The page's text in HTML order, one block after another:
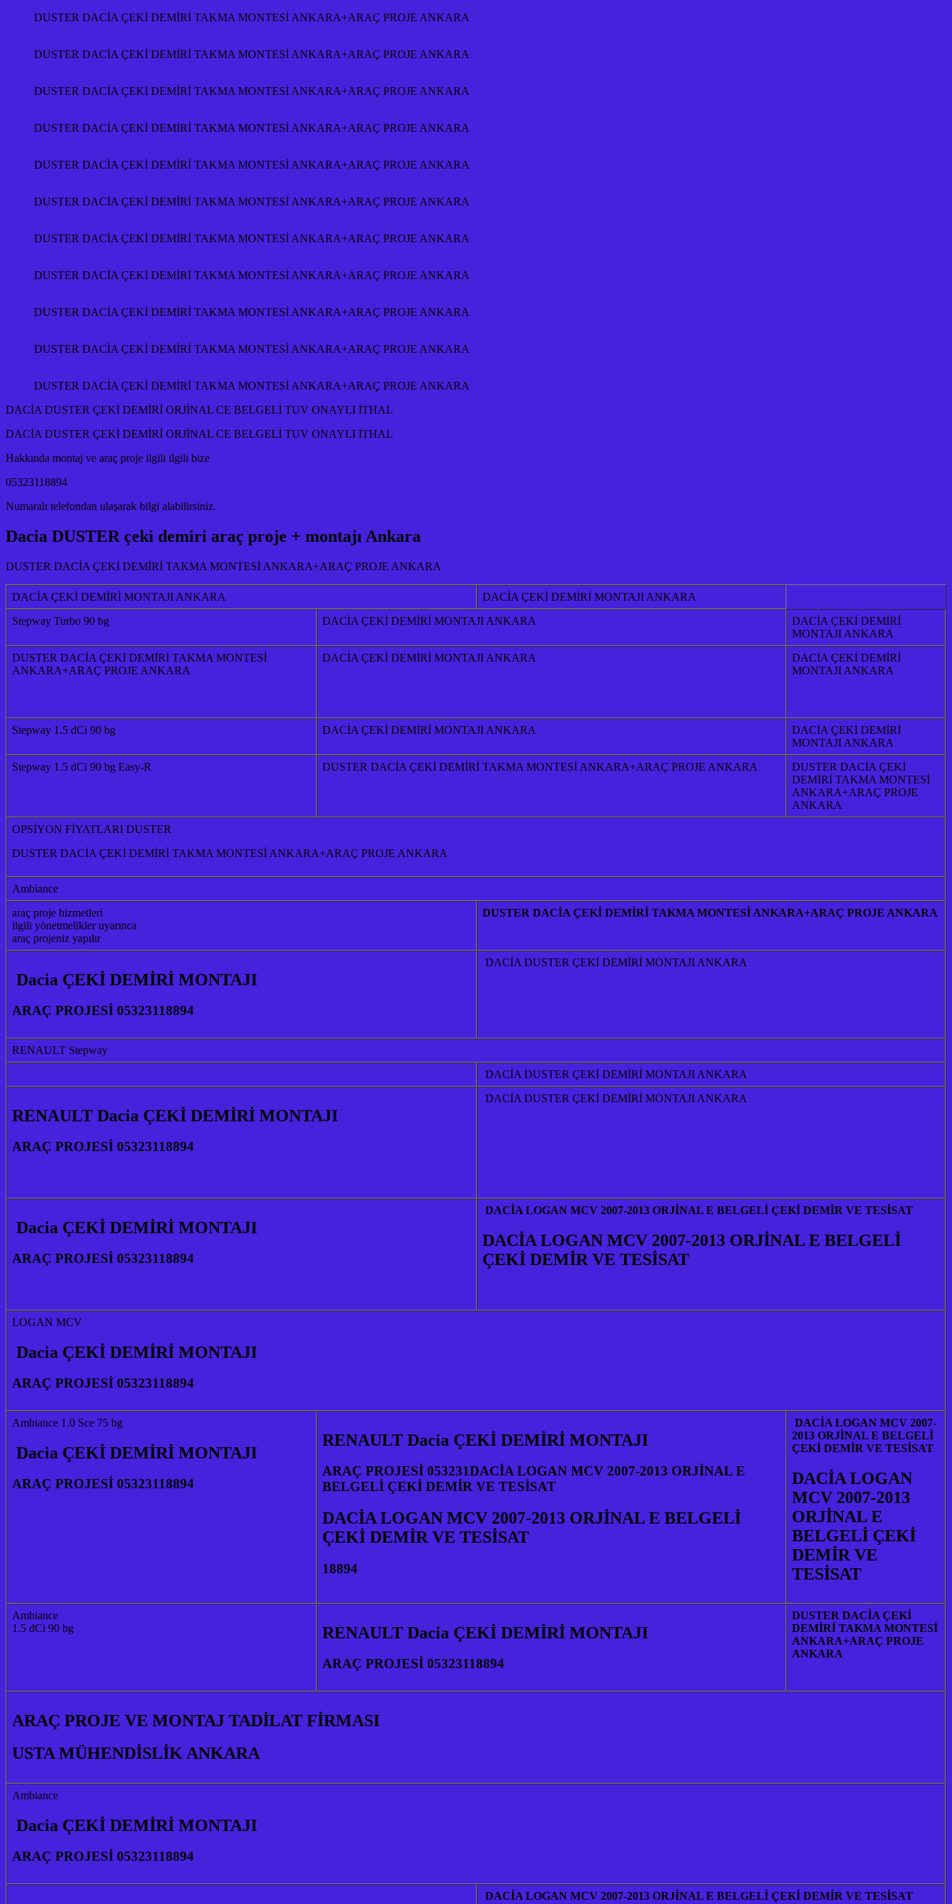
DUSTER DACİA ÇEKİ DEMİRİ TAKMA MONTESİ ANKARA+ARAÇ PROJE ANKARA
DUSTER DACİA ÇEKİ DEMİRİ TAKMA MONTESİ ANKARA+ARAÇ PROJE ANKARA
DUSTER DACİA ÇEKİ DEMİRİ TAKMA MONTESİ ANKARA+ARAÇ PROJE ANKARA
DUSTER DACİA ÇEKİ DEMİRİ TAKMA MONTESİ ANKARA+ARAÇ PROJE ANKARA
DUSTER DACİA ÇEKİ DEMİRİ TAKMA MONTESİ ANKARA+ARAÇ PROJE ANKARA
DUSTER DACİA ÇEKİ DEMİRİ TAKMA MONTESİ ANKARA+ARAÇ PROJE ANKARA
DUSTER DACİA ÇEKİ DEMİRİ TAKMA MONTESİ ANKARA+ARAÇ PROJE ANKARA
DUSTER DACİA ÇEKİ DEMİRİ TAKMA MONTESİ ANKARA+ARAÇ PROJE ANKARA
DUSTER DACİA ÇEKİ DEMİRİ TAKMA MONTESİ ANKARA+ARAÇ PROJE ANKARA
DUSTER DACİA ÇEKİ DEMİRİ TAKMA MONTESİ ANKARA+ARAÇ PROJE ANKARA
DUSTER DACİA ÇEKİ DEMİRİ TAKMA MONTESİ ANKARA+ARAÇ PROJE ANKARA
DACİA DUSTER ÇEKİ DEMİRİ ORJİNAL CE BELGELİ TUV ONAYLI İTHAL
DACİA DUSTER ÇEKİ DEMİRİ ORJİNAL CE BELGELİ TUV ONAYLI İTHAL
Hakkında montaj ve araç proje ilgili ilgili bize
05323118894
Numaralı telefondan ulaşarak bilgi alabilirsiniz.
Dacia DUSTER çeki demiri araç proje + montajı Ankara
DUSTER DACİA ÇEKİ DEMİRİ TAKMA MONTESİ ANKARA+ARAÇ PROJE ANKARA
DACİA ÇEKİ DEMİRİ MONTAJI ANKARA
DACİA ÇEKİ DEMİRİ MONTAJI ANKARA
Stepway Turbo 90 bg
DACİA ÇEKİ DEMİRİ MONTAJI ANKARA
DACİA ÇEKİ DEMİRİ
MONTAJI ANKARA
DUSTER DACİA ÇEKİ DEMİRİ TAKMA MONTESİ
ANKARA+ARAÇ PROJE ANKARA
DACİA ÇEKİ DEMİRİ MONTAJI ANKARA
DACİA ÇEKİ DEMİRİ
MONTAJI ANKARA
Stepway 1.5 dCi 90 bg DACİA ÇEKİ DEMİRİ MONTAJI ANKARA
DACİA ÇEKİ DEMİRİ
MONTAJI ANKARA
Stepway 1.5 dCi 90 bg Easy-R
DUSTER DACİA ÇEKİ DEMİRİ TAKMA MONTESİ ANKARA+ARAÇ PROJE ANKARA
DUSTER DACİA ÇEKİ
DEMİRİ TAKMA MONTESİ
ANKARA+ARAÇ PROJE
ANKARA
OPSİYON FİYATLARI DUSTER
DUSTER DACİA ÇEKİ DEMİRİ TAKMA MONTESİ ANKARA+ARAÇ PROJE ANKARA
Ambiance
araç proje hizmetleri
ilgili yönetmelikler uyarınca
araç projeniz yapılır
DUSTER DACİA ÇEKİ DEMİRİ TAKMA MONTESİ ANKARA+ARAÇ PROJE ANKARA
Dacia ÇEKİ DEMİRİ MONTAJI
ARAÇ PROJESİ 05323118894
DACİA DUSTER ÇEKİ DEMİRİ MONTAJI ANKARA
RENAULT Stepway
DACİA DUSTER ÇEKİ DEMİRİ MONTAJI ANKARA
RENAULT Dacia ÇEKİ DEMİRİ MONTAJI
ARAÇ PROJESİ 05323118894
DACİA DUSTER ÇEKİ DEMİRİ MONTAJI ANKARA
Dacia ÇEKİ DEMİRİ MONTAJI
ARAÇ PROJESİ 05323118894
DACİA LOGAN MCV 2007-2013 ORJİNAL E BELGELİ ÇEKİ DEMİR VE TESİSAT
DACİA LOGAN MCV 2007-2013 ORJİNAL E BELGELİ
ÇEKİ DEMİR VE TESİSAT
LOGAN MCV
Dacia ÇEKİ DEMİRİ MONTAJI
ARAÇ PROJESİ 05323118894
Ambiance 1.0 Sce 75 bg
Dacia ÇEKİ DEMİRİ MONTAJI
ARAÇ PROJESİ 05323118894
RENAULT Dacia ÇEKİ DEMİRİ MONTAJI
ARAÇ PROJESİ 053231DACİA LOGAN MCV 2007-2013 ORJİNAL E
BELGELİ ÇEKİ DEMİR VE TESİSAT
DACİA LOGAN MCV 2007-2013 ORJİNAL E BELGELİ
ÇEKİ DEMİR VE TESİSAT
18894
DACİA LOGAN MCV 2007-
2013 ORJİNAL E BELGELİ
ÇEKİ DEMİR VE TESİSAT
DACİA LOGAN
MCV 2007-2013
ORJİNAL E
BELGELİ ÇEKİ
DEMİR VE
TESİSAT
Ambiance
1.5 dCi 90 bg
RENAULT Dacia ÇEKİ DEMİRİ MONTAJI
ARAÇ PROJESİ 05323118894
DUSTER DACİA ÇEKİ
DEMİRİ TAKMA MONTESİ
ANKARA+ARAÇ PROJE
ANKARA
ARAÇ PROJE VE MONTAJ TADİLAT FİRMASI
USTA MÜHENDİSLİK ANKARA
Ambiance
Dacia ÇEKİ DEMİRİ MONTAJI
ARAÇ PROJESİ 05323118894
DACİA LOGAN MCV 2007-2013 ORJİNAL E BELGELİ ÇEKİ DEMİR VE TESİSAT